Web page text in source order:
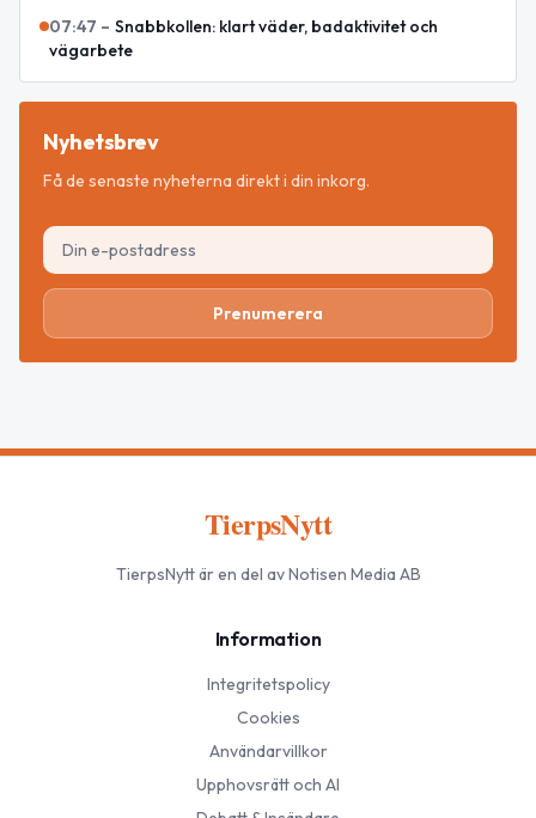
07:47 – Snabbkollen: klart väder, badaktivitet och
vägarbete
Nyhetsbrev
Få de senaste nyheterna direkt i din inkorg.
Prenumerera
TierpsNytt
TierpsNyttär en del av Notisen Media AB
Information
Integritetspolicy
Cookies
Användarvillkor
Upphovsrätt och AI